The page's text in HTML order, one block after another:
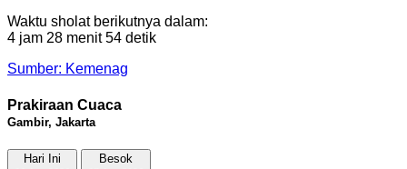
Waktu sholat berikutnya dalam:
4 jam 28 menit 53 detik
Sumber: Kemenag
Prakiraan Cuaca
Gambir, Jakarta
Hari Ini Besok